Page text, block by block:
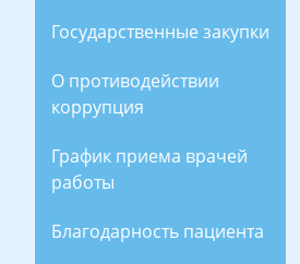
Государственные закупки
О противодействии
коррупция
График приема врачей
работы
Благодарность пациента